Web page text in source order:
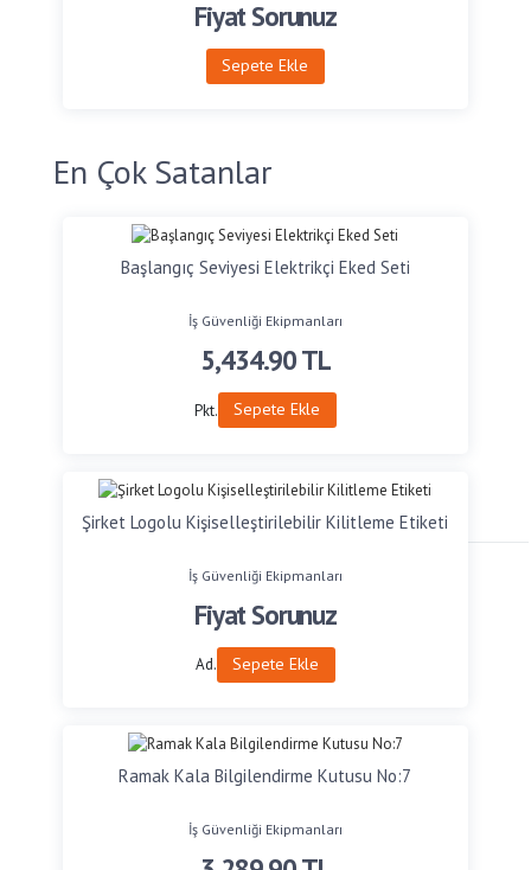
Fiyat Sorunuz
Sepete Ekle
En Çok Satanlar
Başlangıç Seviyesi Elektrikçi Eked Seti
İş Güvenliği Ekipmanları
5,434.90TL
Pkt. Sepete Ekle
Şirket Logolu Kişiselleştirilebilir Kilitleme Etiketi
İş Güvenliği Ekipmanları
Fiyat Sorunuz
Ad. Sepete Ekle
Ramak Kala Bilgilendirme Kutusu No:7
İş Güvenliği Ekipmanları